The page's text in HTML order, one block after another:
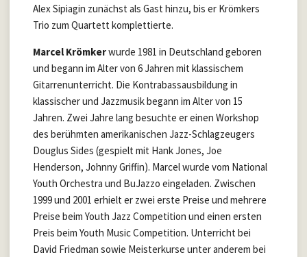
Alex Sipiagin zunächst als Gast hinzu, bis er Krömkers
Trio zum Quartett komplettierte.
Marcel Krömkerwurde 1981 in Deutschland geboren
und begann im Alter von 6 Jahren mit klassischem
Gitarrenunterricht. Die Kontrabassausbildung in
klassischer und Jazzmusik begann im Alter von 15
Jahren. Zwei Jahre lang besuchte er einen Workshop
des berühmten amerikanischen Jazz-Schlagzeugers
Douglus Sides (gespielt mit Hank Jones, Joe
Henderson, Johnny Griffin). Marcel wurde vom National
Youth Orchestra und BuJazzo eingeladen. Zwischen
1999 und 2001 erhielt er zwei erste Preise und mehrere
Preise beim Youth Jazz Competition und einen ersten
Preis beim Youth Music Competition. Unterricht bei
David Friedman sowie Meisterkurse unter anderem bei